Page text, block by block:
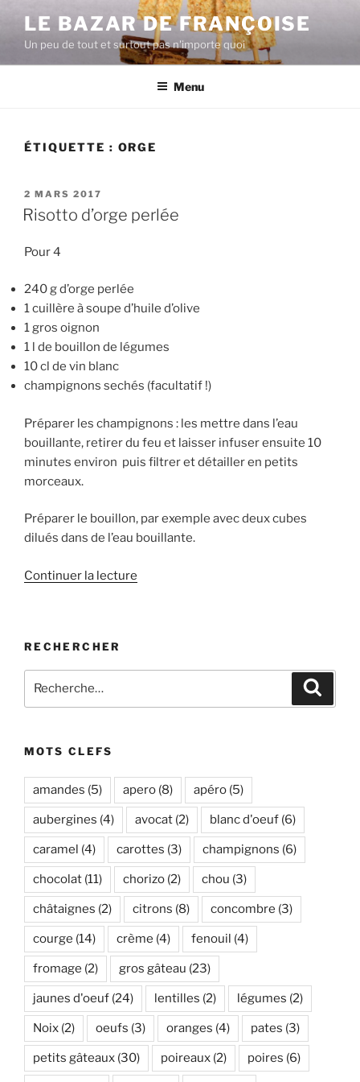
contenu
principal
LE BAZAR DE FRANÇOISE
Un peu de tout et surtout pas n'importe quoi
Menu
ÉTIQUETTE : ORGE
PUBLIÉ
LE
2 MARS 2017
Risotto d’orge perlée
Pour 4
240 g d’orge perlée
1 cuillère à soupe d’huile d’olive
1 gros oignon
1 l de bouillon de légumes
10 cl de vin blanc
champignons sechés (facultatif !)
Préparer les champignons : les mettre dans l’eau
bouillante, retirer du feu et laisser infuser ensuite 10
minutes environ puis filtrer et détailler en petits
morceaux.
Préparer le bouillon, par exemple avec deux cubes
dilués dans de l’eau bouillante.
Continuer la lecture
RECHERCHER
pour
MOTS CLEFS
amandes (5) apero (8) apéro (5)
aubergines (4) avocat (2) blanc d'oeuf (6)
caramel (4) carottes (3) champignons (6)
chocolat (11) chorizo (2) chou (3)
châtaignes (2) citrons (8) concombre (3)
courge (14) crème (4) fenouil (4)
fromage (2) gros gâteau (23)
jaunes d'oeuf (24) lentilles (2) légumes (2)
Noix (2) oeufs (3) oranges (4) pates (3)
petits gâteaux (30) poireaux (2) poires (6)